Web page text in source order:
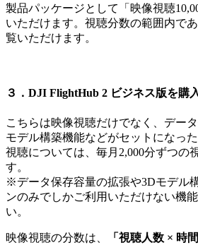
製品パッケージとして「映像視聴
いただけます。視聴分数の範囲内で
覧いただけます。
３．DJI FlightHub 2 ビジネス版を購
こちらは映像視聴だけでなく、デー
モデル構築機能などがセットになっ
視聴については、毎月2,000分ずつの
す。
※データ保存容量の拡張や3Dモデル
ンのみでしかご利用いただけない機
い。
映像視聴の分数は、 「視聴人数 × 時間